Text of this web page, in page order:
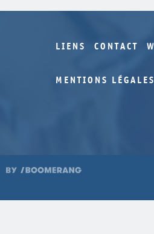
LIENS CONTACT
MENTIONS LÉGALES